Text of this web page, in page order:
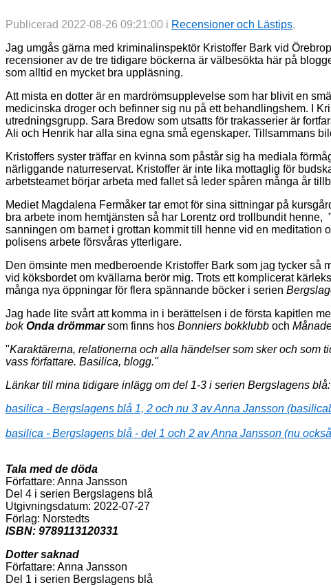
Publicerad 2022-08-26 09:21:00 i Recensioner och Lästips,
Jag umgås gärna med kriminalinspektör Kristoffer Bark vid
recensioner av de tre tidigare böckerna är välbesökta här på
som alltid en mycket bra uppläsning.
Att mista en dotter är en mardrömsupplevelse som har blivit en
medicinska droger och befinner sig nu på ett behandlingshem. I
utredningsgrupp. Sara Bredow som utsatts för trakasserier är
Ali och Henrik har alla sina egna små egenskaper. Tillsammans
Kristoffers syster träffar en kvinna som påstår sig ha mediala
närliggande naturreservat. Kristoffer är inte lika mottaglig för
arbetsteamet börjar arbeta med fallet så leder spåren många år
Mediet Magdalena Fermåker tar emot för sina sittningar på
bra arbete inom hemtjänsten så har Lorentz ord trollbundit
sanningen om barnet i grottan kommit till henne vid en meditation
polisens arbete försvåras ytterligare.
Den ömsinte men medberoende Kristoffer Bark som jag tycker så
vid köksbordet om kvällarna berör mig. Trots ett komplicerat
många nya öppningar för flera spännande böcker i serien
Jag hade lite svårt att komma in i berättelsen i de första kapitlen
bokOnda drömmarsom finns hos Bonniers bokklubb och
"Karaktärerna, relationerna och alla händelser som sker och
vass författare. Basilica, blogg."
Länkar till mina tidigare inlägg om del 1-3 i serien Bergslagens blå:
basilica - Bergslagens blå 1, 2 och nu 3 av Anna Jansson
basilica - Bergslagens blå - del 1 och 2 av Anna Jansson (nu
Tala med de döda
Författare: Anna Jansson
Del 4 i serien Bergslagens blå
Utgivningsdatum: 2022-07-27
Förlag: Norstedts
ISBN: 9789113120331
Dotter saknad
Författare: Anna Jansson
Del 1 i serien Bergslagens blå